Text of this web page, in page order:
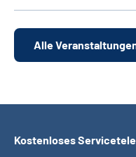
Alle
Kostenloses